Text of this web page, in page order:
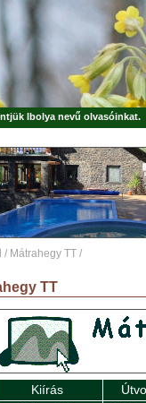
Ibolya nevű olvasóinkat.
/ Mátrahegy TT /
TT
Kiírás